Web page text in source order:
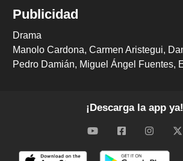
Publicidad
Drama
Manolo Cardona Carmen Aristegui
Pedro Damián
Miguel Ángel Fuentes
¡Descarga la app ya!